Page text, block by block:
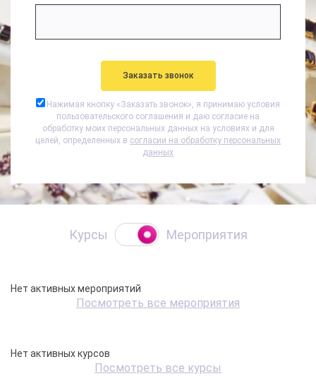
Нажимая кнопку «Заказать звонок», я принимаю условия
пользовательского соглашения и даю согласие на
обработку моих персональных данных на условиях и для
целей, определенных в согласии на обработку персональных
данных
Курсы Мероприятия
Нет активных мероприятий
Посмотреть все мероприятия
Нет активных курсов
Посмотреть все курсы